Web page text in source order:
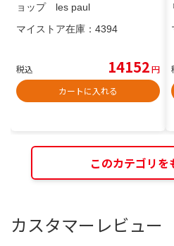
ョップ les paul
マイストア在庫： 4394
税込 14152円
カートに入れる
このカテゴリを
カスタマーレビュー